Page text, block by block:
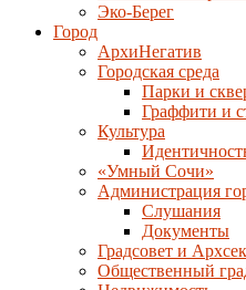
Эко-Берег
Город
АрхиНегатив
Городская среда
Парки и
Граффити и
Культура
«Умный Сочи»
Администрация
Слушания
Документы
Градсовет и
Общественный